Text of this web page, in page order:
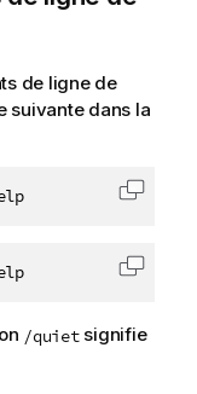
de ligne de
suivante dans la
Copier
Copier
/quietsignifie